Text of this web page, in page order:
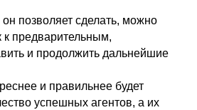
позволяет сделать, можно
к предварительным,
и продолжить дальнейшие
и правильнее будет
успешных агентов, а их